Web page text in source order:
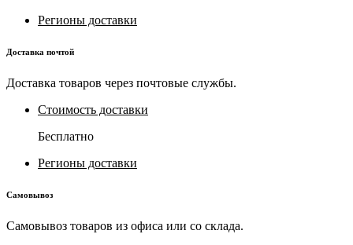
Регионы доставки
Доставка почтой
Доставка товаров через почтовые службы.
Стоимость доставки
Бесплатно
Регионы доставки
Самовывоз
Самовывоз товаров из офиса или со склада.